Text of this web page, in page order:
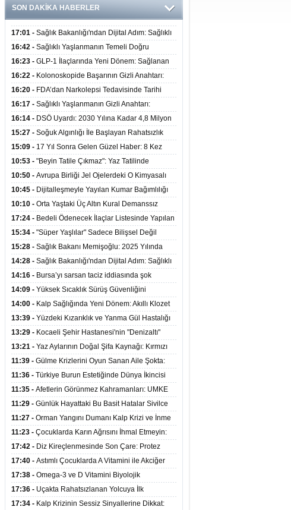
SON DAKİKA HABERLER
17:01 - Sağlık Bakanlığı'ndan Dijital Adım: Sağlıklı
Hayat Merkezlerinde Uzaktan Danışmanlık Dönemi
Başladı
16:42 - Sağlıklı Yaşlanmanın Temeli Doğru
Beslenmeden Geçiyor: İleri Yaşta Hangi Besin
Öğelerine İhtiyaç Duyuluyor?
16:23 - GLP-1 İlaçlarında Yeni Dönem: Sağlanan
Faydalar Yalnızca Kilo Kaybıyla Sınırlı Değil
16:22 - Kolonoskopide Başarının Gizli Anahtarı:
Yetersiz Bağırsak Temizliği Poliplerin Gözden
Kaçmasına Neden Oluyor
16:20 - FDA’dan Narkolepsi Tedavisinde Tarihi
Onay: Oreksin Sistemini Hedefleyen İlk İlaç
Kullanıma Sunuldu
16:17 - Sağlıklı Yaşlanmanın Gizli Anahtarı:
Düzenli Kuvvet Antrenmanı Kas Ve Kemik Sağlığını
Koruyor
16:14 - DSÖ Uyardı: 2030 Yılına Kadar 4,8 Milyon
Hemşire ve Ebe Açığı Oluşabilir
15:27 - Soğuk Algınlığı İle Başlayan Rahatsızlık
Karaciğer Yetmezliği Çıktı: 17 Yıl Sonra Nakille
Hayata Tutundu
15:09 - 17 Yıl Sonra Gelen Güzel Haber: 8 Kez
Reddedilen Hastaya 9'uncu Çağrıda Nakil Yapıldı
10:53 - "Beyin Tatile Çıkmaz": Yaz Tatilinde
Öğrenilenlerin Yüzde 39'u Unutulabiliyor
10:50 - Avrupa Birliği Jel Ojelerdeki O Kimyasalı
Yasakladı: Kısırlık ve Alerji Riski Uyarısı
10:45 - Dijitalleşmeyle Yayılan Kumar Bağımlılığı
Beyni ve Aileyi Yıkıma Uğratıyor
10:10 - Orta Yaştaki Üç Altın Kural Demanssız
Yaşamı 13 Yıl Uzatabiliyor
17:24 - Bedeli Ödenecek İlaçlar Listesinde Yapılan
Düzenlemeler Hakkında Duyuru 2026/30
15:34 - "Süper Yaşlılar" Sadece Bilişsel Değil
Fiziksel Olarak da Daha Sağlıklı Yaşıyor
15:28 - Sağlık Bakanı Memişoğlu: 2025 Yılında
300 Bini Aşkın Kişiye Emzirme Eğitimi Verildi
14:28 - Sağlık Bakanlığı'ndan Dijital Adım: Sağlıklı
Hayat Merkezlerinde Uzaktan Sağlık Hizmeti
Başladı
14:16 - Bursa’yı sarsan taciz iddiasında şok
gelişme!
14:09 - Yüksek Sıcaklık Sürüş Güvenliğini
Düşürüyor: 40 Derecede Güvenli Sürüş Süresi 53
Dakikaya İniyor
14:00 - Kalp Sağlığında Yeni Dönem: Akıllı Klozet
Kapağı 30 Saniyede Ritim Bozukluğunu Tespit
Ediyor
13:39 - Yüzdeki Kızarıklık ve Yanma Gül Hastalığı
(Rozasea) Belirtisi Olabilir
13:29 - Kocaeli Şehir Hastanesi'nin "Denizaltı"
Görünümlü Ünitesi Hastalara Umut Oluyor
13:21 - Yaz Aylarının Doğal Şifa Kaynağı: Kırmızı
Meyveler Bağışıklığı ve Kalbi Koruyor
11:39 - Gülme Krizlerini Oyun Sanan Aile Şokta:
3,5 Yaşındaki Çocuk 8 Kez Felç Geçirdi
11:36 - Türkiye Burun Estetiğinde Dünya İkincisi
Oldu
11:35 - Afetlerin Görünmez Kahramanları: UMKE
Dev Kadrosuyla Görev Başında
11:29 - Günlük Hayattaki Bu Basit Hatalar Sivilce
Oluşumunu Tetikliyor
11:27 - Orman Yangını Dumanı Kalp Krizi ve İnme
Riskini Artırıyor
11:23 - Çocuklarda Karın Ağrısını İhmal Etmeyin:
Apandisit Habercisi Olabilir
17:42 - Diz Kireçlenmesinde Son Çare: Protez
Ameliyatı İle Yaşam Kalitesi Artıyor
17:40 - Astımlı Çocuklarda A Vitamini ile Akciğer
Hacmi Arasında Bağlantı Bulundu
17:38 - Omega-3 ve D Vitamini Biyolojik
Yaşlanmayı Yavaşlatabilir
17:36 - Uçakta Rahatsızlanan Yolcuya İlk
Müdahale Sağlık Bakanı Memişoğlu'ndan Geldi
17:34 - Kalp Krizinin Sessiz Sinyallerine Dikkat: